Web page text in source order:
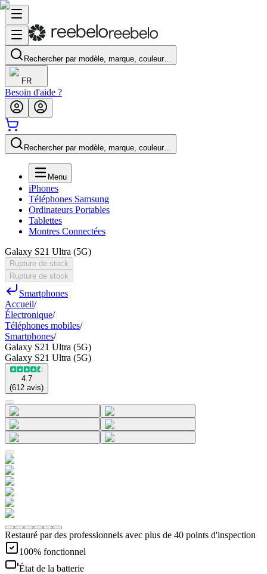
Rechercher par modèle, marque, couleur…
FR
Besoin d'aide ?
Rechercher par modèle, marque, couleur…
Menu
iPhones
Téléphones Samsung
Ordinateurs Portables
Tablettes
Montres Connectées
Galaxy S21 Ultra (5G)
Rupture de stock
Rupture de stock
Smartphones
Accueil/
Électronique/
Téléphones mobiles/
Smartphones/
Galaxy S21 Ultra (5G)
Galaxy S21 Ultra (5G)
4.7
(612 avis)
Restauré par des professionnels avec plus de 40 points d'inspection
100% fonctionnel
État de la batterie